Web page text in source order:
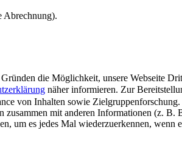
Abrechnung).
die Möglichkeit, unsere Webseite
näher informieren. Zur
von Inhalten sowie
mit anderen Informationen (z.
um es jedes Mal wiederzuerkennen,